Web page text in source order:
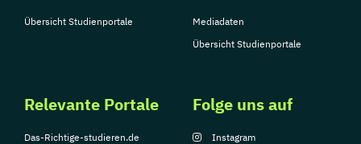
Übersicht Studienportale
Mediadaten
Übersicht Studienportale
Relevante Portale
Das-Richtige-studieren.de
Folge uns auf
Instagram